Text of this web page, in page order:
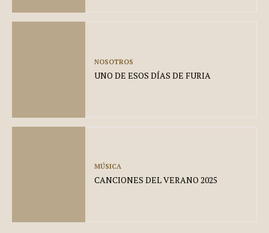
NOSOTROS
UNO DE ESOS DÍAS DE FURIA
MÚSICA
CANCIONES DEL VERANO 2025